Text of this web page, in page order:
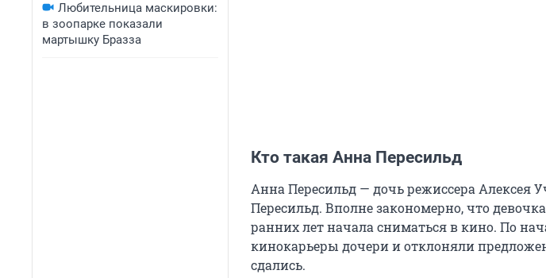
Любительница маскировки:
в зоопарке показали
мартышку Бразза
Кто такая Анна Пересильд
Анна Пересильд — дочь режиссера Алексея
Пересильд. Вполне закономерно, что
ранних лет начала сниматься в кино. По
кинокарьеры дочери и отклоняли
сдались.